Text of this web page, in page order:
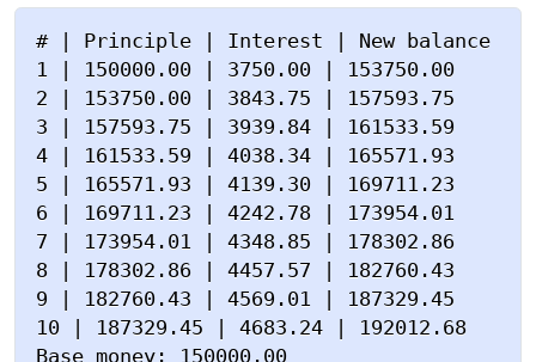
# | Principle | Interest | New balance
1 | 150000.00 | 3750.00 | 153750.00
2 | 153750.00 | 3843.75 | 157593.75
3 | 157593.75 | 3939.84 | 161533.59
4 | 161533.59 | 4038.34 | 165571.93
5 | 165571.93 | 4139.30 | 169711.23
6 | 169711.23 | 4242.78 | 173954.01
7 | 173954.01 | 4348.85 | 178302.86
8 | 178302.86 | 4457.57 | 182760.43
9 | 182760.43 | 4569.01 | 187329.45
10 | 187329.45 | 4683.24 | 192012.68
Base money: 150000.00